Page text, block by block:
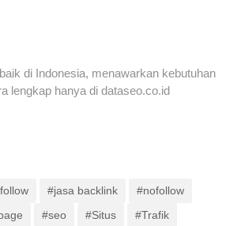
di Indonesia, menawarkan kebutuhan
lengkap hanya di dataseo.co.id
#jasa backlink
#nofollow
#seo #Situs
#Trafik